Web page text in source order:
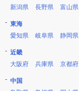
新潟県
長野県 富山県
東海
愛知県
岐阜県 静岡県
近畿
大阪府
兵庫県 京都府
中国